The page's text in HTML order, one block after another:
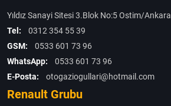
Yıldız Sanayi Sitesi 3.Blok No:5 Ostim/Ankara
Tel:
0312 354 55 39
GSM:
0533 601 73 96
WhatsApp:
0533 601 73 96
E-Posta:
otogaziogullari@hotmail.com
Renault Grubu